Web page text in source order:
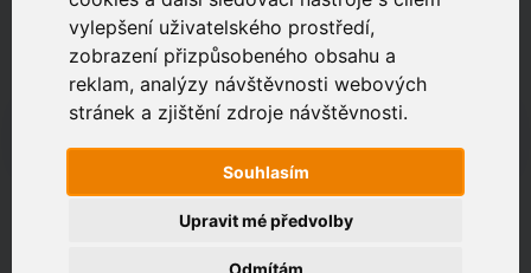
vylepšení uživatelského prostředí,
zobrazení přizpůsobeného obsahu a
reklam, analýzy návštěvnosti webových
stránek a zjištění zdroje návštěvnosti.
Souhlasím
Odmítám
Upravit mé předvolby
Zákaznický portál
Jak rychlé je připojení na vaší adrese?